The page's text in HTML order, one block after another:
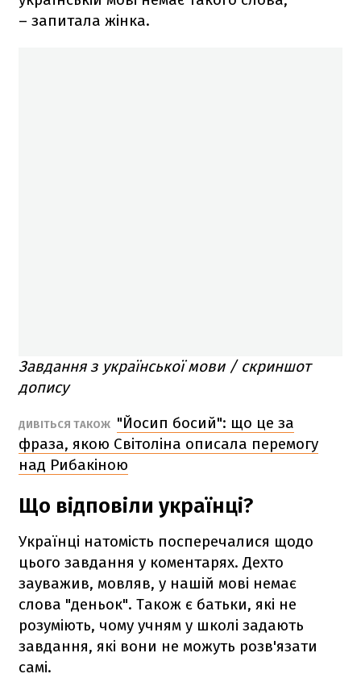
– запитала жінка.
Завдання з української мови / скриншот
допису
ДИВІТЬСЯ ТАКОЖ "Йосип босий": що це за
фраза, якою Світоліна описала перемогу
над Рибакіною
Що відповіли українці?
Українці натомість посперечалися щодо
цього завдання у коментарях. Дехто
зауважив, мовляв, у нашій мові немає
слова "деньок". Також є батьки, які не
розуміють, чому учням у школі задають
завдання, які вони не можуть розв'язати
самі.